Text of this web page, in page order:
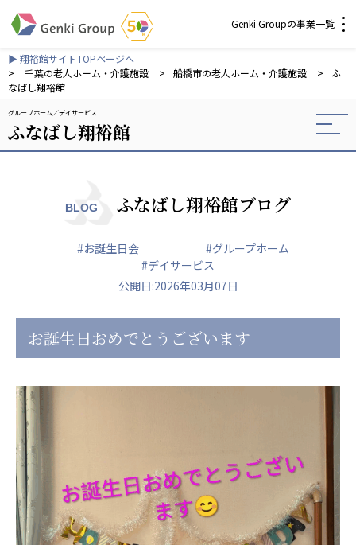
Genki Groupの事業一覧
介護・福祉
社会福祉法人 元気村グループ
社会福祉法人元気村
社会福祉法人長寿の森
株式会社 サンガジャパン
株式会社Genkiリレーションズ
一般社団法人 日本高齢者福祉協会
株式会社 爽やかな風沖縄
爽やかな風 中部エリア
爽やかな風 那覇エリア
社会福祉法人 共生会
特別養護老人ホーム 共生の家
株式会社 アジアメデカ元気事業団
▶ 翔裕館サイトTOPページへ
>
千葉の老人ホーム・介護施設 > 船橋市の老人ホーム・介護施設 >
ふ
なばし翔裕館
グループホーム デイサービス
ふなばし翔裕館
BLOG ふなばし翔裕館ブログ
#お誕生日会
#グループホーム
#デイサービス
公開日:2026年03月07日
お誕生日おめでとうございます